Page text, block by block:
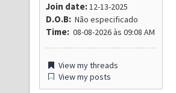
Join date:12-13-2025
D.O.B: Não especificado
Time: 08-08-2026 às 09:08 AM
View my threads
View my posts